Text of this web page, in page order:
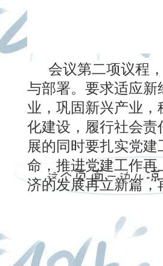
会议第二项议程，
与部署。要求适应
业，巩固新兴产业
化建设，履行社会
展的同时要扎实党
命，推进党建工作
济的发展再立新篇